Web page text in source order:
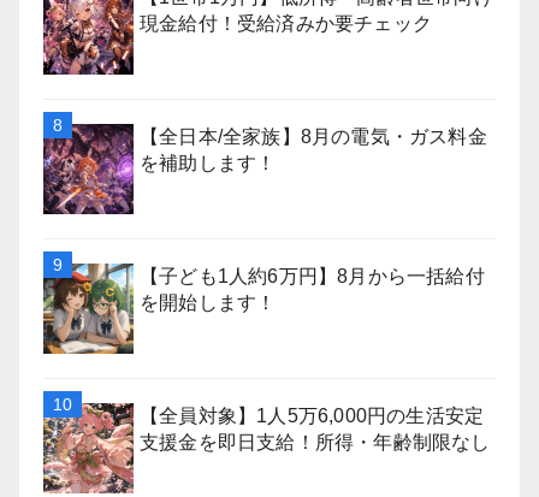
現金給付！受給済みか要チェック
【全日本/全家族】8月の電気・ガス料金
を補助します！
【子ども1人約6万円】8月から一括給付
を開始します！
【全員対象】1人5万6,000円の生活安定
支援金を即日支給！所得・年齢制限なし